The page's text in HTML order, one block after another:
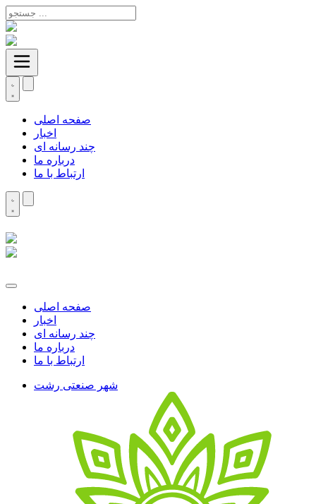
صفحه اصلی
اخبار
چند رسانه ای
درباره ما
ارتباط با ما
صفحه اصلی
اخبار
چند رسانه ای
درباره ما
ارتباط با ما
شهر صنعتی رشت